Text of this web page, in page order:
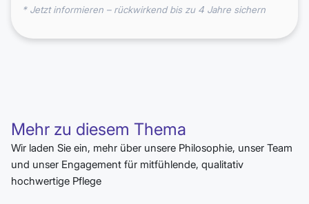
* Jetzt informieren – rückwirkend bis zu 4 Jahre sichern
Mehr zu diesem Thema
Wir laden Sie ein, mehr über unsere Philosophie, unser Team
und unser Engagement für mitfühlende, qualitativ
hochwertige Pflege